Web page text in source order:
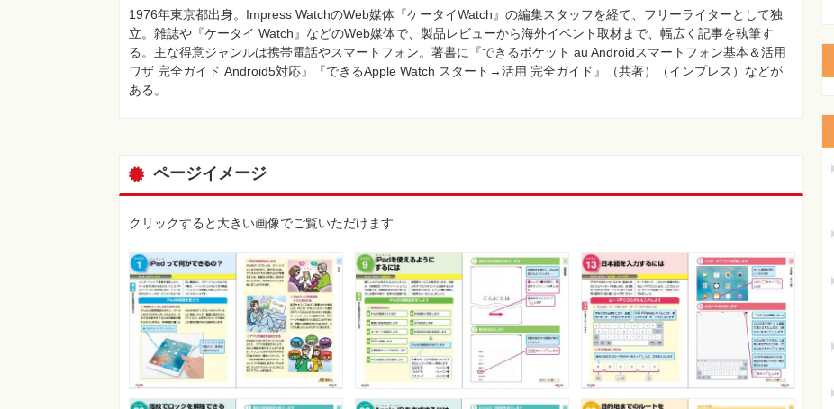
1976年東京都出身。Impress WatchのWeb媒体『ケータイWatch』の編集スタッフを経て、フリーライターとして独
立。雑誌や『ケータイ Watch』などのWeb媒体で、製品レビューから海外イベント取材まで、幅広く記事を執筆す
る。主な得意ジャンルは携帯電話やスマートフォン。著書に『できるポケット au Androidスマートフォン基本＆活用
ワザ 完全ガイド Android5対応』『できるApple Watch スタート→活用 完全ガイド』（共著）（インプレス）などが
ある。
ページイメージ
クリックすると大きい画像でご覧いただけます